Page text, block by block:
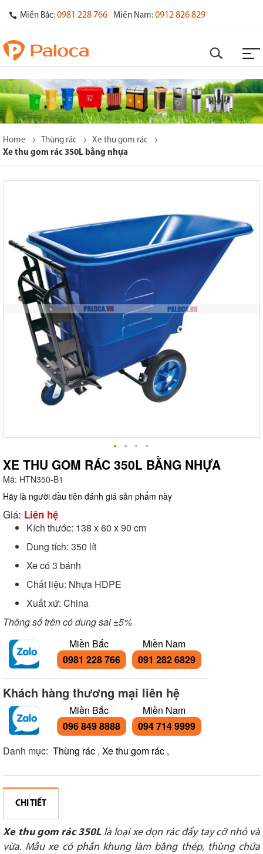
Miền Bắc: 0981 228 766 Miền Nam: 0912 826 829
Home Thùng rác
Xe thu gom rác
Xe thu gom rác 350L bằng nhựa
XE THU GOM RÁC 350L BẰNG NHỰA
Mã: HTN350-B1
Hãy là người đầu tiên đánh giá sản phẩm này
Giá: Liên hệ
Kích thước: 138 x 60 x 90 cm
Dung tích: 350 lít
Xe có 3 bánh
Chất liệu: Nhựa HDPE
Xuất xứ: China
Thông số trên có dung sai ±5%
Miền Bắc
0981 228 766
Miền Nam
091 282 6829
Khách hàng thương mại liên hệ
Miền Bắc
096 849 8888
Miền Nam
094 714 9999
Danh mục: Thùng rác , Xe thu gom rác ,
CHI TIẾT
Xe thu gom rác 350L là loại xe dọn rác đẩy tay cỡ nhỏ và
vừa. Mẫu xe có phần khung làm bằng thép, thùng chứa